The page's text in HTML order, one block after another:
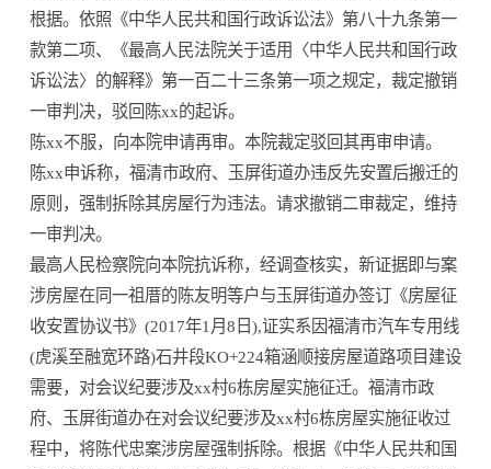
根据。依照《中华人民共和国行政诉讼法》第八十九条第一
款第二项、《最高人民法院关于适用〈中华人民共和国行政
诉讼法〉的解释》第一百二十三条第一项之规定，裁定撤销
一审判决，驳回陈xx的起诉。
陈xx不服，向本院申请再审。本院裁定驳回其再审申请。
陈xx申诉称，福清市政府、玉屏街道办违反先安置后搬迁的
原则，强制拆除其房屋行为违法。请求撤销二审裁定，维持
一审判决。
最高人民检察院向本院抗诉称，经调查核实，新证据即与案
涉房屋在同一祖厝的陈友明等户与玉屏街道办签订《房屋征
收安置协议书》(2017年1月8日),证实系因福清市汽车专用线
(虎溪至融宽环路)石井段KO+224箱涵顺接房屋道路项目建设
需要，对会议纪要涉及xx村6栋房屋实施征迁。福清市政
府、玉屏街道办在对会议纪要涉及xx村6栋房屋实施征收过
程中，将陈代忠案涉房屋强制拆除。根据《中华人民共和国